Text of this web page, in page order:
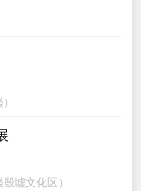
墟文化区）